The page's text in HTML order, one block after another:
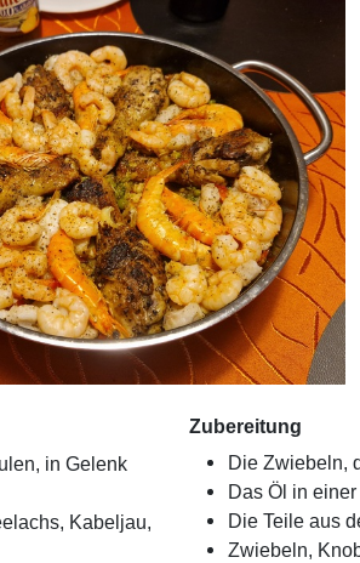
in Gelenk
Kabeljau,
Zubereitung
Die Zwiebeln,
Das Öl in
Die Teile aus
Zwiebeln,